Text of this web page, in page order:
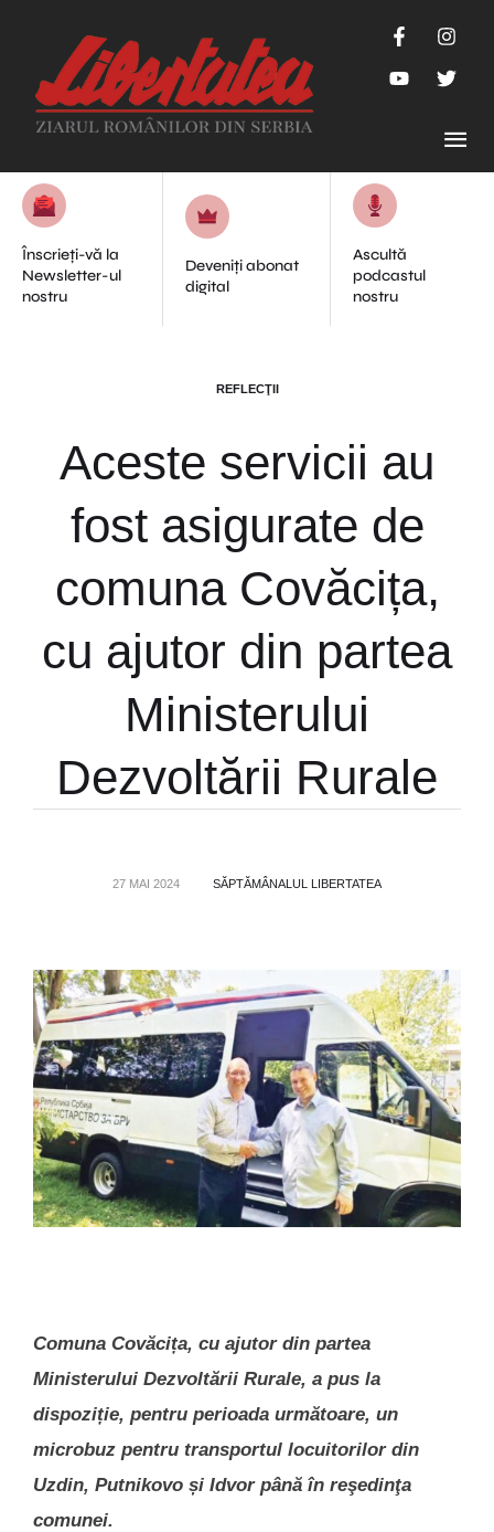
Înscrieți-vă la
Newsletter-ul
nostru
Deveniți abonat
digital
Ascultă
podcastul
nostru
REFLECŢII
Aceste servicii au
fost asigurate de
comuna Covăcița,
cu ajutor din partea
Ministerului
Dezvoltării Rurale
27 MAI 2024 SĂPTĂMÂNALUL LIBERTATEA
Comuna Covăcița, cu ajutor din partea
Ministerului Dezvoltării Rurale, a pus la
dispoziție, pentru perioada următoare, un
microbuz pentru transportul locuitorilor din
Uzdin, Putnikovo și Idvor până în reşedinţa
comunei.